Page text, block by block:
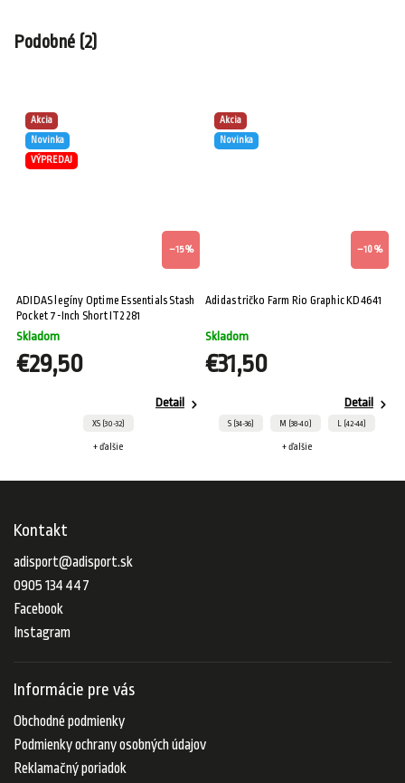
Podobné (2)
Akcia
Novinka
VÝPREDAJ
–15 %
ADIDAS legíny Optime Essentials Stash
Pocket 7-Inch Short IT2281
Skladom
€29,50
Detail
XS (30-32)
+ ďalšie
Akcia
Novinka
–10 %
Adidas tričko Farm Rio Graphic KD4641
Skladom
€31,50
Detail
S (34-36) M (38-40) L (42-44)
+ ďalšie
Kontakt
adisport@adisport.sk
0905 134 447
Facebook
Instagram
Informácie pre vás
Obchodné podmienky
Podmienky ochrany osobných údajov
Reklamačný poriadok